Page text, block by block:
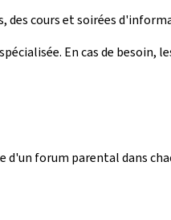
cours et soirées
En cas de besoin,
forum parental dans